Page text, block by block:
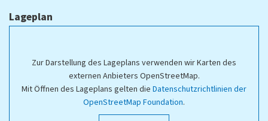
Lageplan
Zur Darstellung des Lageplans verwenden wir Karten des
externen Anbieters OpenStreetMap.
Mit Öffnen des Lageplans gelten die Datenschutzrichtlinien der
OpenStreetMap Foundation.